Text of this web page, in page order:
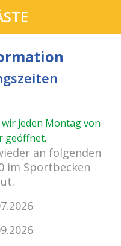
jeden Montag von
geöffnet.
an folgenden
im Sportbecken